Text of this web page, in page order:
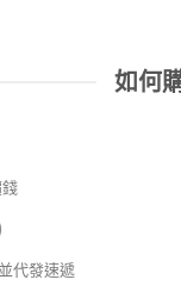
如何
代發速遞